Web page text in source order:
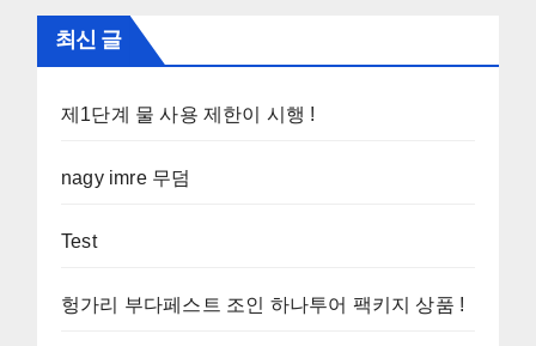
최신 글
제1단계 물 사용 제한이 시행 !
nagy imre 무덤
Test
헝가리 부다페스트 조인 하나투어 팩키지 상품 !